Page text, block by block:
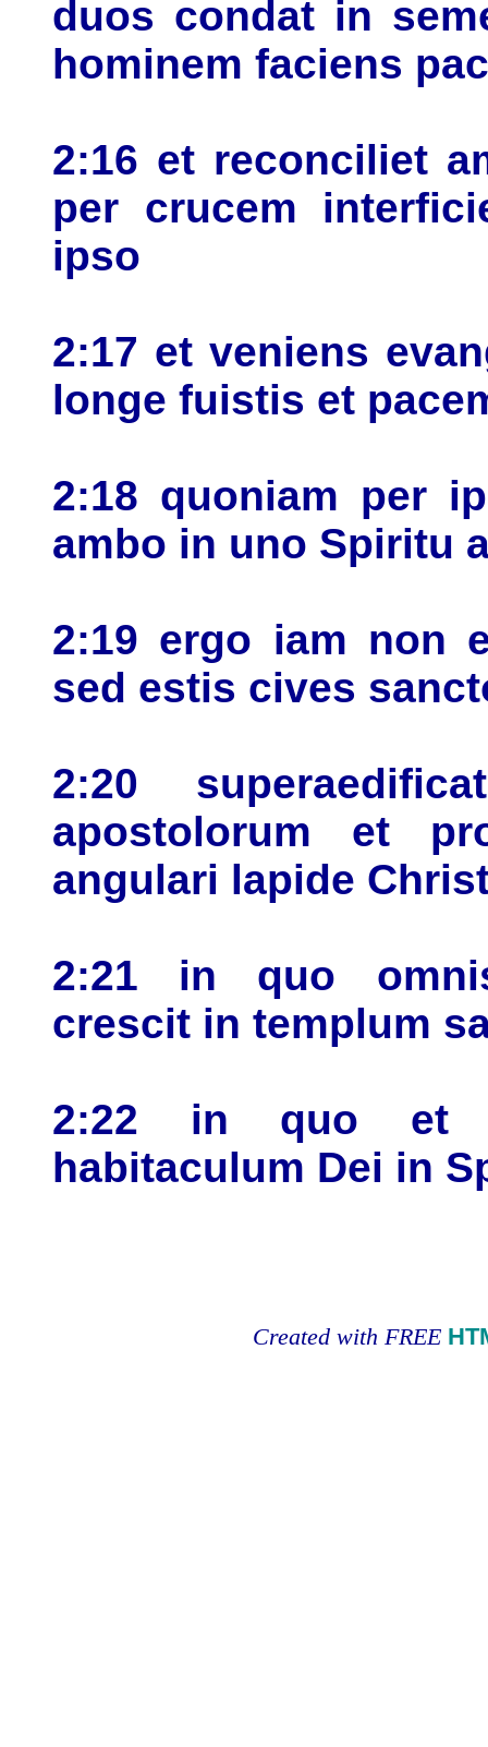
duos condat in
hominem faciens
2:16 et reconciliet
per crucem
ipso
2:17 et veniens
longe fuistis et
2:18 quoniam per
ambo in uno Spiritu
2:19 ergo iam non
sed estis cives
2:20
apostolorum et
angulari lapide
2:21 in quo
crescit in templum
2:22 in quo et
habitaculum Dei in
Created with FREE